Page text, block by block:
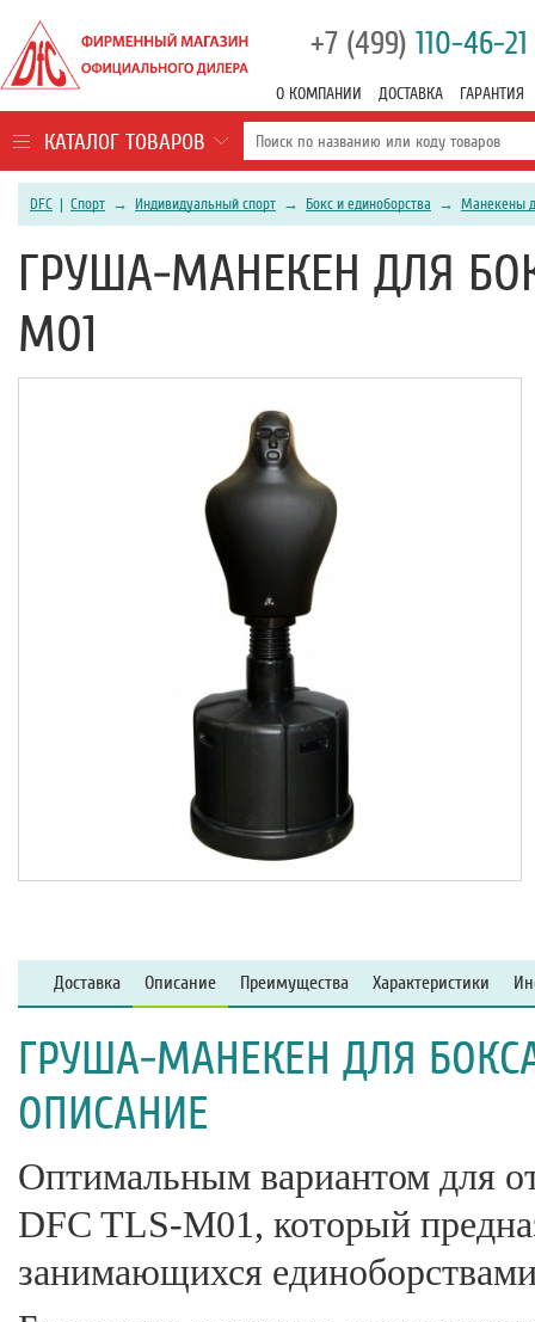
+7 (499) 110-46-21
О КОМПАНИИ ДОСТАВКА ГАРАНТИЯ
КАТАЛОГ ТОВАРОВ
DFC | Спорт → Индивидуальный спорт → Бокс и единоборства → Манекены
ГРУША-МАНЕКЕН ДЛЯ
M01
Доставка Описание Преимущества Характеристики
ГРУША-МАНЕКЕН ДЛЯ БОКСА
ОПИСАНИЕ
Оптимальным вариантом для
DFC TLS-M01, который
занимающихся